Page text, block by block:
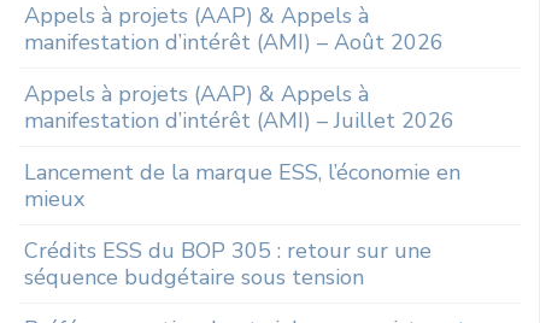
Appels à projets (AAP) & Appels à
manifestation d’intérêt (AMI) – Août 2026
Appels à projets (AAP) & Appels à
manifestation d’intérêt (AMI) – Juillet 2026
Lancement de la marque ESS, l’économie en
mieux
Crédits ESS du BOP 305 : retour sur une
séquence budgétaire sous tension